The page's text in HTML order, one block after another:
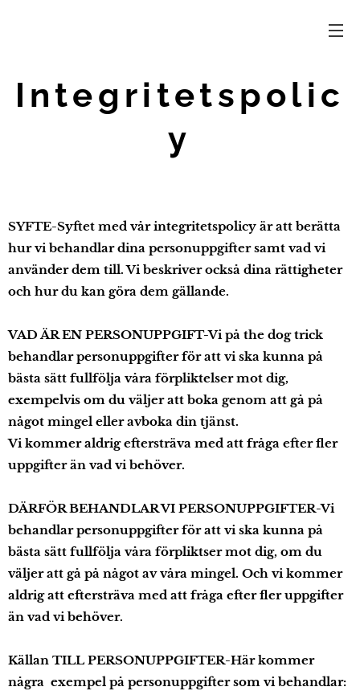
Integritetspolic
y
SYFTE-Syftet med vår integritetspolicy är att berätta
hur vi behandlar dina personuppgifter samt vad vi
använder dem till. Vi beskriver också dina rättigheter
och hur du kan göra dem gällande.
VAD ÄR EN PERSONUPPGIFT-Vi på the dog trick
behandlar personuppgifter för att vi ska kunna på
bästa sätt fullfölja våra förpliktelser mot dig,
exempelvis om du väljer att boka genom att gå på
något mingel eller avboka din tjänst.
Vi kommer aldrig eftersträva med att fråga efter fler
uppgifter än vad vi behöver.
DÄRFÖR BEHANDLAR VI PERSONUPPGIFTER-Vi
behandlar personuppgifter för att vi ska kunna på
bästa sätt fullfölja våra förpliktser mot dig, om du
väljer att gå på något av våra mingel. Och vi kommer
aldrig att eftersträva med att fråga efter fler uppgifter
än vad vi behöver.
Källan TILL PERSONUPPGIFTER-Här kommer
några exempel på personuppgifter som vi behandlar: